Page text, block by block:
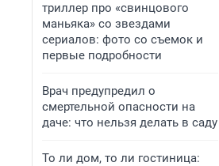
триллер про «свинцового
маньяка» со звездами
сериалов: фото со съемок и
первые подробности
Врач предупредил о
смертельной опасности на
даче: что нельзя делать в саду
То ли дом, то ли гостиница: